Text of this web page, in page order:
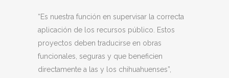
“Es nuestra función en supervisar la correcta
aplicación de los recursos público. Estos
proyectos deben traducirse en obras
funcionales, seguras y que beneficien
directamente a las y los chihuahuenses”,